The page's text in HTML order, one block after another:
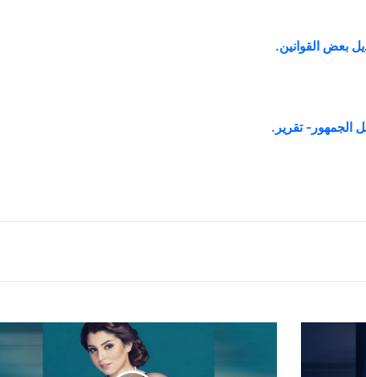
بعض القوانين.
الجمهور- تقرير.